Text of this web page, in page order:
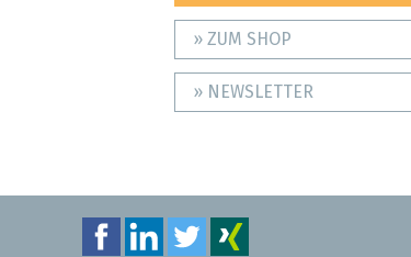
» ZUM SHOP
» NEWSLETTER